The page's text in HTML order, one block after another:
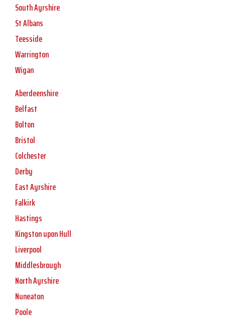
South Ayrshire
St Albans
Teesside
Warrington
Wigan
Aberdeenshire
Belfast
Bolton
Bristol
Colchester
Derby
East Ayrshire
Falkirk
Hastings
Kingston upon Hull
Liverpool
Middlesbrough
North Ayrshire
Nuneaton
Poole